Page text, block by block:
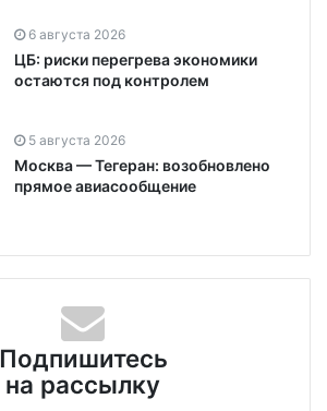
6 августа 2026
ЦБ: риски перегрева экономики
остаются под контролем
5 августа 2026
Москва — Тегеран: возобновлено
прямое авиасообщение
Подпишитесь
на рассылку